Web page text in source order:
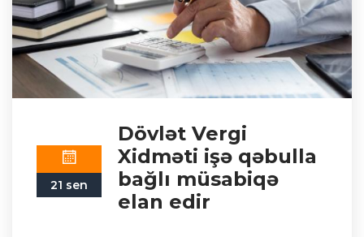
21 sen
Dövlət Vergi
Xidməti işə qəbulla
bağlı müsabiqə
elan edir